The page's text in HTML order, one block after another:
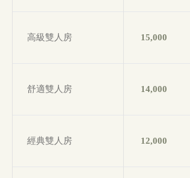
高級雙人房 15,000
舒適雙人房 14,000
經典雙人房 12,000